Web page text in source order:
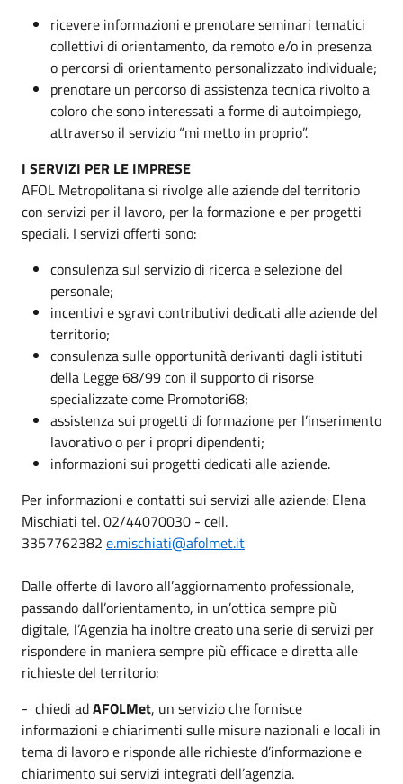
ricevere informazioni e prenotare seminari tematici
collettivi di orientamento, da remoto e/o in presenza
o percorsi di orientamento personalizzato individuale;
prenotare un percorso di assistenza tecnica rivolto a
coloro che sono interessati a forme di autoimpiego,
attraverso il servizio “mi metto in proprio”.
I SERVIZI PER LE IMPRESE
AFOL Metropolitana si rivolge alle aziende del territorio
con servizi per il lavoro, per la formazione e per progetti
speciali. I servizi offerti sono:
consulenza sul servizio di ricerca e selezione del
personale;
incentivi e sgravi contributivi dedicati alle aziende del
territorio;
consulenza sulle opportunità derivanti dagli istituti
della Legge 68/99 con il supporto di risorse
specializzate come Promotori68;
assistenza sui progetti di formazione per l’inserimento
lavorativo o per i propri dipendenti;
informazioni sui progetti dedicati alle aziende.
Per informazioni e contatti sui servizi alle aziende: Elena
Mischiati tel. 02/44070030 - cell.
3357762382 e.mischiati@afolmet.it
Dalle offerte di lavoro all’aggiornamento professionale,
passando dall’orientamento, in un’ottica sempre più
digitale, l’Agenzia ha inoltre creato una serie di servizi per
rispondere in maniera sempre più efficace e diretta alle
richieste del territorio:
- chiedi adAFOLMet, un servizio che fornisce
informazioni e chiarimenti sulle misure nazionali e locali in
tema di lavoro e risponde alle richieste d’informazione e
chiarimento sui servizi integrati dell’agenzia.